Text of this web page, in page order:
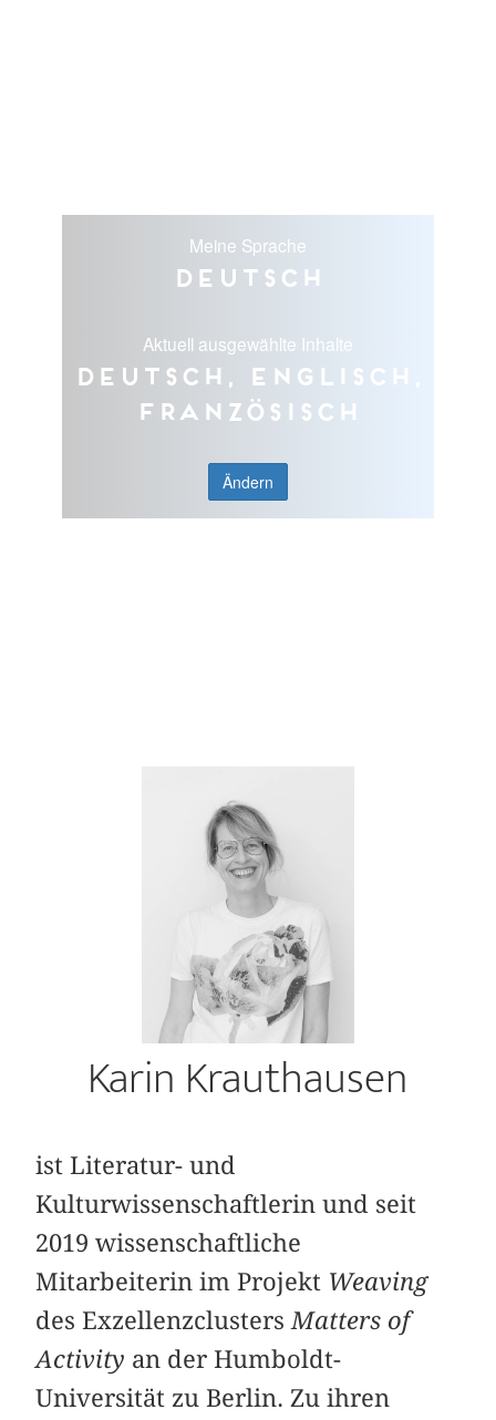
Meine Sprache
Deutsch
Aktuell ausgewählte Inhalte
Deutsch, Englisch,
Französisch
Ändern
Karin Krauthausen
ist Literatur- und
Kulturwissenschaftlerin und seit
2019 wissenschaftliche
Mitarbeiterin im Projekt Weaving
des ExzellenzclustersMatters of
Activity an der Humboldt-
Universität zu Berlin. Zu ihren